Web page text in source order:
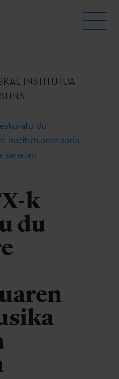
INSTITUTUA
du
Institutuaren saria
sarietan
k
du